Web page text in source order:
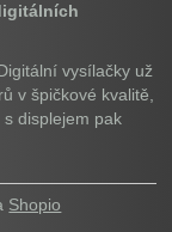
vysílačky už
v špičkové kvalitě,
displejem pak
Shopio